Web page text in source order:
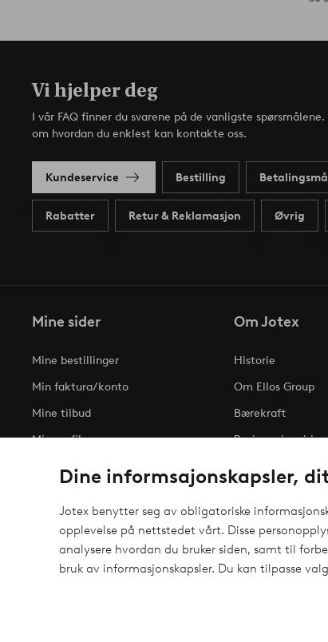
Dine informsajonskapsler,
Jotex benytter seg av obligatoriske
opplevelse på nettstedet vårt. Disse
analysere hvordan du bruker siden, samt til
bruk av informasjonskapsler. Du kan tilpasse
Vi hjelper deg
I vår FAQ finner du svarene på de vanligste
om hvordan du enklest kan kontakte oss.
Kundeservice Bestilling
Rabatter Retur & Reklamasjon Øvrig
Mine sider
Mine bestillinger
Min faktura/konto
Mine tilbud
Min profil
Om Jotex
Historie
Om Ellos Group
Bærekraft
Business inquiries
Sikre betalinger - Betal direkte eller del opp
Vil du vite mer om våre betalingsalternativer